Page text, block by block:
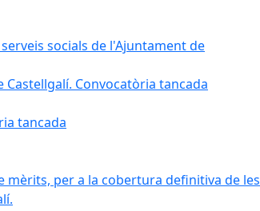
socials de l'Ajuntament de
Convocatòria tancada
tancada
mèrits, per a la cobertura definitiva de les